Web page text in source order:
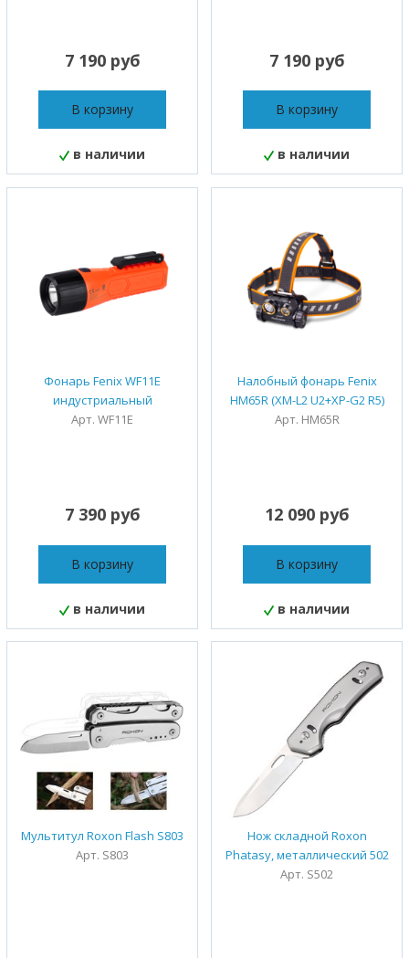
7 190 руб
В корзину
в наличии
7 190 руб
В корзину
в наличии
Фонарь Fenix WF11E
индустриальный
Арт. WF11E
7 390 руб
В корзину
в наличии
Налобный фонарь Fenix
HM65R (XM-L2 U2+XP-G2 R5)
Арт. HM65R
12 090 руб
В корзину
в наличии
Мультитул Roxon Flash S803
Арт. S803
Нож складной Roxon
Phatasy, металлический 502
Арт. S502